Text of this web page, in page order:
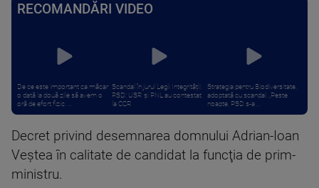
RECOMANDĂRI VIDEO
De ce este important ca măcar
o dată la două zile să avem o
oră de efort fizic. ...
Scandal în jurul Legii Integrității.
PSD: USR și PNL au contestat
la CCR
Strategia pentru Biodiversitate,
adoptată cu scandal. „Peste
noapte, PSD s-a ...
Decret privind desemnarea domnului Adrian-Ioan
Veştea în calitate de candidat la funcţia de prim-
ministru.